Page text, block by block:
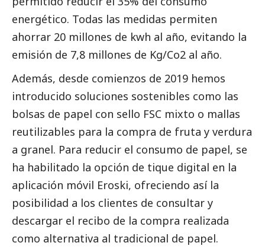
energético. Todas las medidas permiten
ahorrar 20 millones de kwh al año, evitando la
emisión de 7,8 millones de Kg/Co2 al año.
Además, desde comienzos de 2019 hemos
introducido soluciones sostenibles como las
bolsas de papel con sello FSC mixto o mallas
reutilizables para la compra de fruta y verdura
a granel. Para reducir el consumo de papel, se
ha habilitado la opción de tique digital en la
aplicación móvil Eroski, ofreciendo así la
posibilidad a los clientes de consultar y
descargar el recibo de la compra realizada
como alternativa al tradicional de papel.